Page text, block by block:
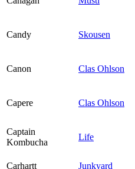
Candy Skousen
Canon Clas Ohlson
Capere Clas Ohlson
Captain
Kombucha
Life
Carhartt
Junkyard